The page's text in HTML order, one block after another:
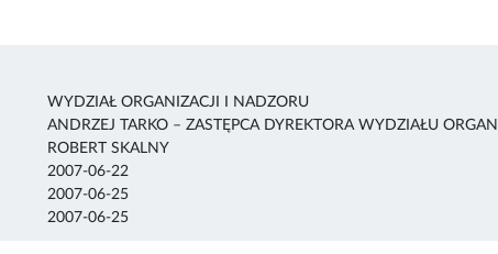
WYDZIAŁ ORGANIZACJI I NADZORU
ANDRZEJ TARKO – ZASTĘPCA DYREKTORA WYDZIAŁU
ROBERT SKALNY
2007-06-22
2007-06-25
2007-06-25